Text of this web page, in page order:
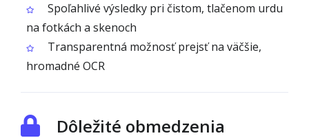
Spoľahlivé výsledky pri čistom, tlačenom urdu
na fotkách a skenoch
Transparentná možnosť prejsť na väčšie,
hromadné OCR
Dôležité obmedzenia